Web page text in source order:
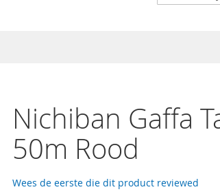
Zoeken
Nichiban Gaffa
50m Rood
Wees de eerste die dit product reviewed